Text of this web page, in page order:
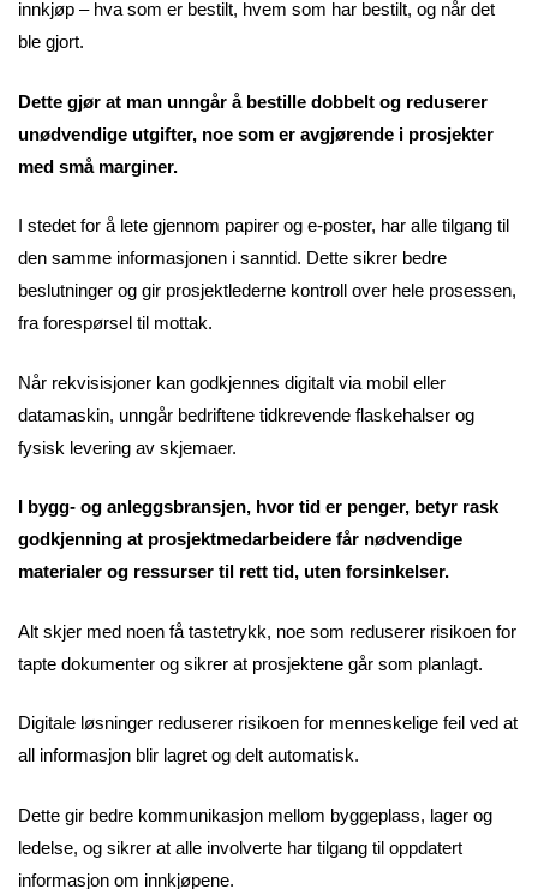
innkjøp – hva som er bestilt, hvem som har bestilt, og når det
ble gjort.
Dette gjør at man unngår å bestille dobbelt og reduserer
unødvendige utgifter, noe som er avgjørende i prosjekter
med små marginer.
I stedet for å lete gjennom papirer og e-poster, har alle tilgang til
den samme informasjonen i sanntid. Dette sikrer bedre
beslutninger og gir prosjektlederne kontroll over hele prosessen,
fra forespørsel til mottak.
Når rekvisisjoner kan godkjennes digitalt via mobil eller
datamaskin, unngår bedriftene tidkrevende flaskehalser og
fysisk levering av skjemaer.
I bygg- og anleggsbransjen, hvor tid er penger, betyr rask
godkjenning at prosjektmedarbeidere får nødvendige
materialer og ressurser til rett tid, uten forsinkelser.
Alt skjer med noen få tastetrykk, noe som reduserer risikoen for
tapte dokumenter og sikrer at prosjektene går som planlagt.
Digitale løsninger reduserer risikoen for menneskelige feil ved at
all informasjon blir lagret og delt automatisk.
Dette gir bedre kommunikasjon mellom byggeplass, lager og
ledelse, og sikrer at alle involverte har tilgang til oppdatert
informasjon om innkjøpene.